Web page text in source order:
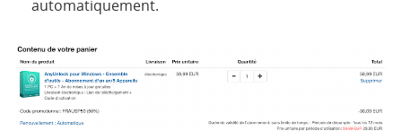
automatiquement.